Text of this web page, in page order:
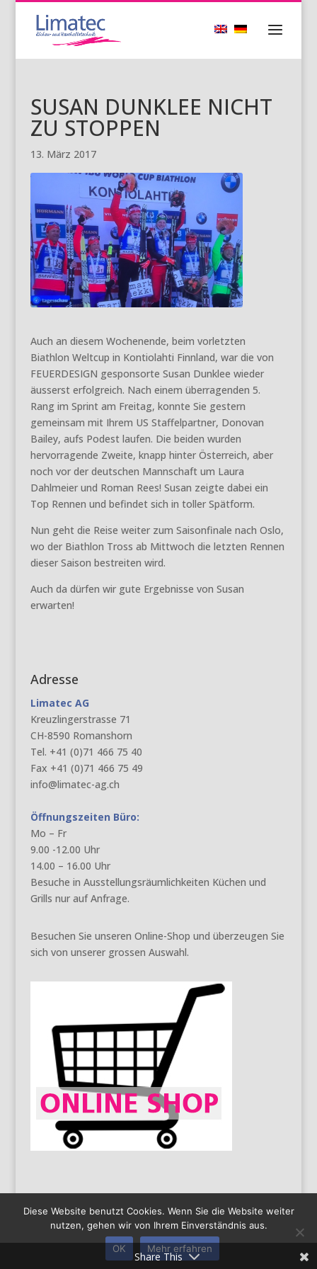
SUSAN DUNKLEE NICHT
ZU STOPPEN
13. März 2017
Auch an diesem Wochenende, beim vorletzten
Biathlon Weltcup in Kontiolahti Finnland, war die von
FEUERDESIGN gesponsorte Susan Dunklee wieder
äusserst erfolgreich. Nach einem überragenden 5.
Rang im Sprint am Freitag, konnte Sie gestern
gemeinsam mit Ihrem US Staffelpartner, Donovan
Bailey, aufs Podest laufen. Die beiden wurden
hervorragende Zweite, knapp hinter Österreich, aber
noch vor der deutschen Mannschaft um Laura
Dahlmeier und Roman Rees! Susan zeigte dabei ein
Top Rennen und befindet sich in toller Spätform.
Nun geht die Reise weiter zum Saisonfinale nach Oslo,
wo der Biathlon Tross ab Mittwoch die letzten Rennen
dieser Saison bestreiten wird.
Auch da dürfen wir gute Ergebnisse von Susan
erwarten!
Adresse
Limatec AG
Kreuzlingerstrasse 71
CH-8590 Romanshorn
Tel. +41 (0)71 466 75 40
Fax +41 (0)71 466 75 49
info@limatec-ag.ch
Öffnungszeiten Büro:
Mo – Fr
9.00 -12.00 Uhr
14.00 – 16.00 Uhr
Besuche in Ausstellungsräumlichkeiten Küchen und
Grills nur auf Anfrage.
Besuchen Sie unseren Online-Shop und überzeugen Sie
sich von unserer grossen Auswahl.
Impressum Datenschutz
Copyright 2016
by Limatec | Created byPAS solutions GmbH
Share This
Diese Website benutzt Cookies. Wenn Sie die Website weiter
nutzen, gehen wir von Ihrem Einverständnis aus.
OK Mehr erfahren